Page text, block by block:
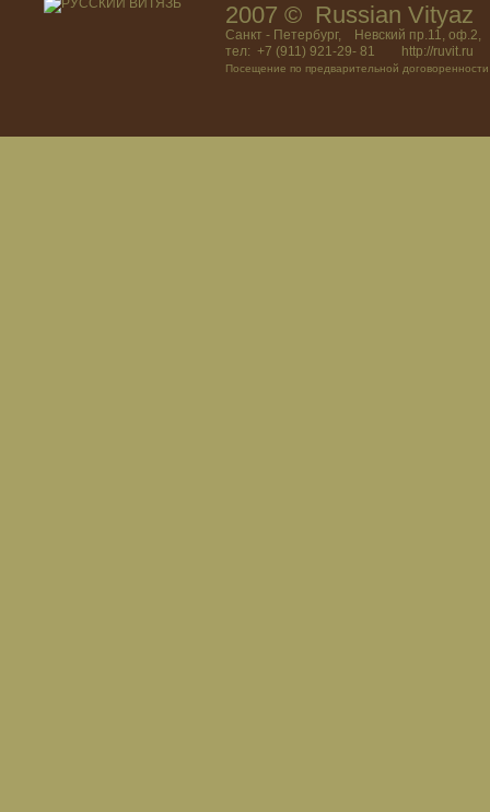
2007 © Russian
Санкт - Петербург, Невский пр.11, оф.2,
тел: +7 (911) 921-29- 81 http://ruvit.ru
Посещение по предварительной договоренности